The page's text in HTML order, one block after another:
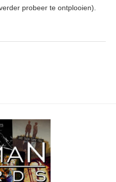
probeer te ontplooien).